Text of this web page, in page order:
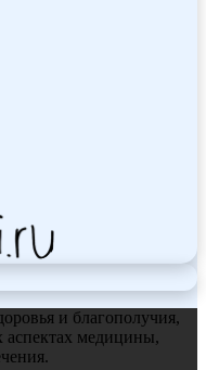
и благополучия,
аспектах медицины,